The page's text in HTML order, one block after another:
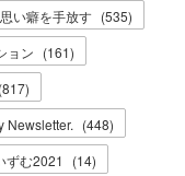
い癖を手放す (535)
ョン (161)
(817)
Newsletter. (448)
ずむ2021 (14)